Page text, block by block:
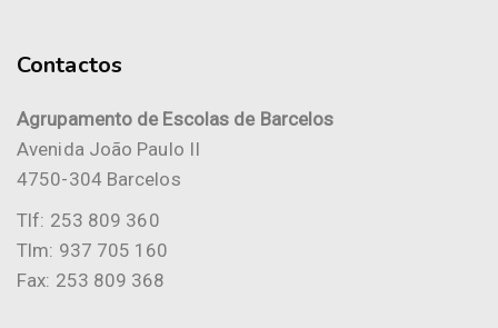
Contactos
Agrupamento de Escolas de Barcelos
Avenida João Paulo II
4750-304 Barcelos
Tlf: 253 809 360
Tlm: 937 705 160
Fax: 253 809 368